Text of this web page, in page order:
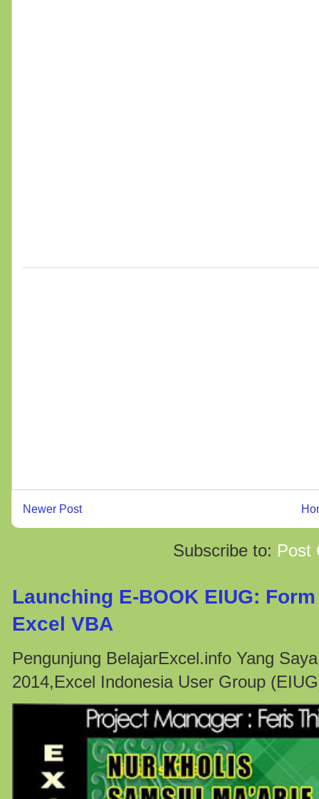
Newer Post
Subscribe to: Post
Launching E-BOOK EIUG:
Excel VBA
Pengunjung BelajarExcel.info Yang
2014,Excel Indonesia User Group